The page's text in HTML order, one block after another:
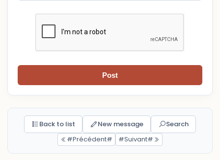
Post
Back to list New message
Search
#Précédent#
#Suivant#